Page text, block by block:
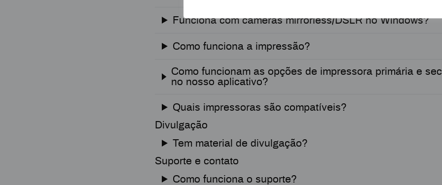
Funciona com câmeras mirrorless/DSLR no Windows?
Como funciona a impressão?
Como funcionam as opções de impressora primária e
no nosso aplicativo?
Quais impressoras são compatíveis?
Divulgação
Tem material de divulgação?
Suporte e contato
Como funciona o suporte?